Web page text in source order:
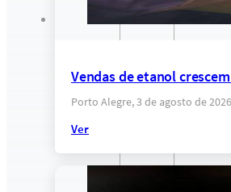
Vendas de etanol
Porto Alegre, 3 de agosto de
Ver